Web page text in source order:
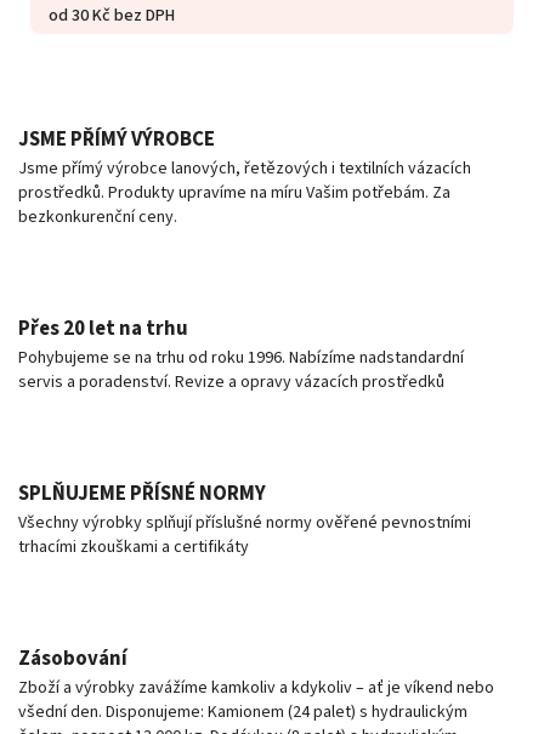
od30 Kčbez DPH
JSME PŘÍMÝ VÝROBCE
Jsme přímý výrobce lanových, řetězových i textilních vázacích
prostředků. Produkty upravíme na míru Vašim potřebám. Za
bezkonkurenční ceny.
Přes 20 let na trhu
Pohybujeme se na trhu od roku 1996. Nabízíme nadstandardní
servis a poradenství. Revize a opravy vázacích prostředků
SPLŇUJEME PŘÍSNÉ NORMY
Všechny výrobky splňují příslušné normy ověřené pevnostními
trhacími zkouškami a certifikáty
Zásobování
Zboží a výrobky zavážíme kamkoliv a kdykoliv – ať je víkend nebo
všední den. Disponujeme: Kamionem (24 palet) s hydraulickým